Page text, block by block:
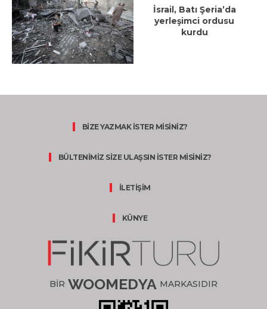
İsrail, Batı Şeria’da
yerleşimci ordusu
kurdu
BİZE YAZMAK İSTER MİSİNİZ?
BÜLTENİMİZ SİZE ULAŞSIN İSTER MİSİNİZ?
İLETİŞİM
KÜNYE
BİR WOOMEDYA MARKASIDIR